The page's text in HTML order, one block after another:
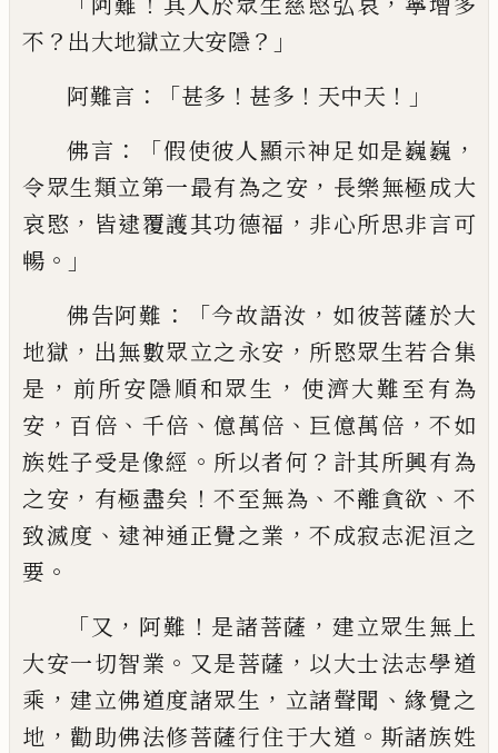
不 ？ 出大地獄立大安隱？」
阿難言 ：「甚多 ！ 甚多 ！ 天中天 ！」
佛言 ：「假使彼人顯示神足如是巍巍 ，
令眾生類立第一最有為之安 ， 長樂無極成大
哀愍 ， 皆逮覆護其功德福 ， 非心所思非言可
暢 。」
佛告阿難 ：「今故語汝 ， 如彼菩薩於大
地獄 ， 出無數眾立之永安 ， 所愍眾生若合集
是 ， 前所安隱順和眾生 ， 使濟大難至有為
安 ， 百倍 、 千倍 、億萬倍 、 巨億萬倍 ，不如
族姓子受是像經 。 所以者何 ？ 計其所興有為
之安 ， 有極盡矣 ！不至無為 、 不離貪欲 、 不
致滅度 、 逮神通正覺之業 ，不成寂志泥洹之
要 。
「又 ， 阿難 ！ 是諸菩薩 ， 建立眾生無上
大安一切智業 。 又是菩薩 ， 以大士法志學道
乘 ，建立佛道度諸眾生 ， 立諸聲聞 、 緣覺之
地 ，勸助佛法修菩薩行住于大道 。 斯諸族姓